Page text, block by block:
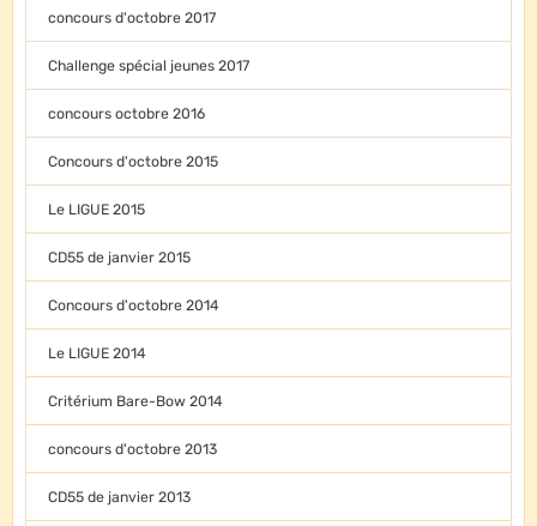
concours d'octobre 2017
Challenge spécial jeunes 2017
concours octobre 2016
Concours d'octobre 2015
Le LIGUE 2015
CD55 de janvier 2015
Concours d'octobre 2014
Le LIGUE 2014
Critérium Bare-Bow 2014
concours d'octobre 2013
CD55 de janvier 2013